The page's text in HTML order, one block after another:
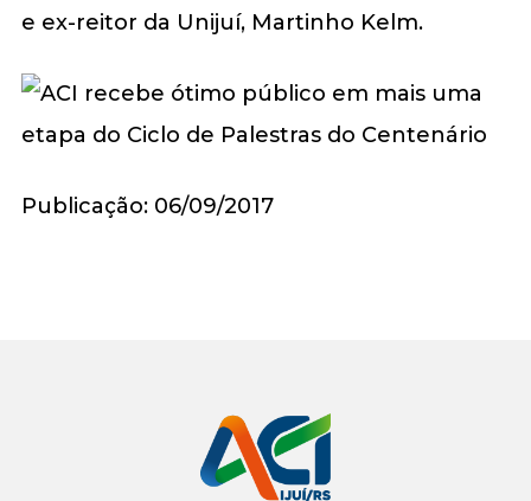
e ex-reitor da Unijuí, Martinho Kelm.
Publicação: 06/09/2017